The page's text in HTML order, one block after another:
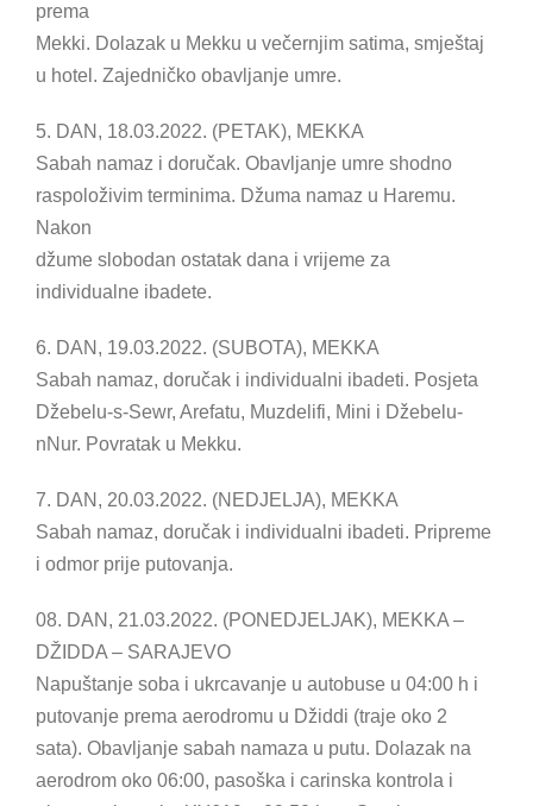
prema
Mekki. Dolazak u Mekku u večernjim satima, smještaj
u hotel. Zajedničko obavljanje umre.
5. DAN, 18.03.2022. (PETAK), MEKKA
Sabah namaz i doručak. Obavljanje umre shodno
raspoloživim terminima. Džuma namaz u Haremu.
Nakon
džume slobodan ostatak dana i vrijeme za
individualne ibadete.
6. DAN, 19.03.2022. (SUBOTA), MEKKA
Sabah namaz, doručak i individualni ibadeti. Posjeta
Džebelu-s-Sewr, Arefatu, Muzdelifi, Mini i Džebelu-
nNur. Povratak u Mekku.
7. DAN, 20.03.2022. (NEDJELJA), MEKKA
Sabah namaz, doručak i individualni ibadeti. Pripreme
i odmor prije putovanja.
08. DAN, 21.03.2022. (PONEDJELJAK), MEKKA –
DŽIDDA – SARAJEVO
Napuštanje soba i ukrcavanje u autobuse u 04:00 h i
putovanje prema aerodromu u Džiddi (traje oko 2
sata). Obavljanje sabah namaza u putu. Dolazak na
aerodrom oko 06:00, pasoška i carinska kontrola i